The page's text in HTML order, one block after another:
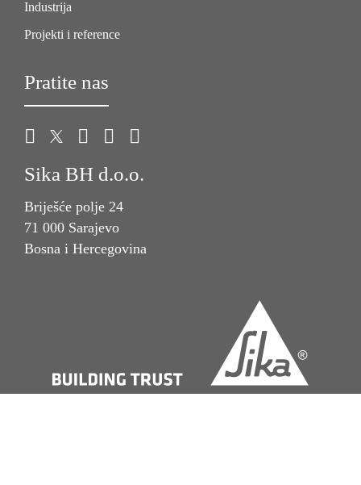
Industrija
Projekti i reference
Pratite nas
Sika BH d.o.o.
Briješće polje 24
71 000 Sarajevo
Bosna i Hercegovina